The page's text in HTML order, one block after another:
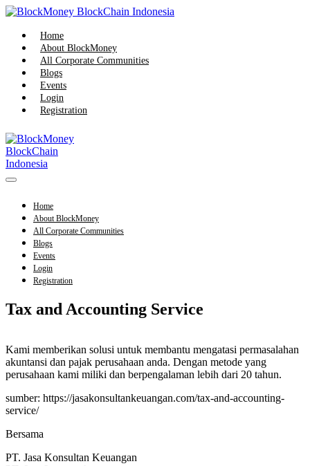
Skip
content
Home
About BlockMoney
All Corporate Communities
Blogs
Events
Login
Registration
Menu
Home
About BlockMoney
All Corporate Communities
Blogs
Events
Login
Registration
Tax and Accounting Service
Kami memberikan solusi untuk membantu mengatasi permasalahan
akuntansi dan pajak perusahaan anda. Dengan metode yang
perusahaan kami miliki dan berpengalaman lebih dari 20 tahun.
sumber: https://jasakonsultankeuangan.com/tax-and-accounting-
service/
Bersama
PT. Jasa Konsultan Keuangan